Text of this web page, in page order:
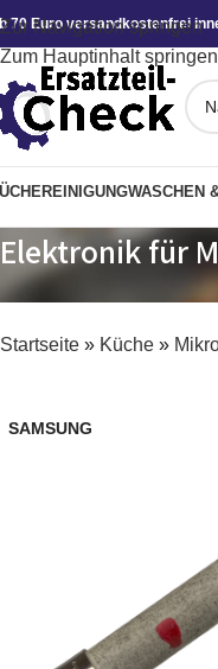
Zur Navigation springen
Zum Hauptinhalt springen
70 Euro versandkostenfrei
REINIGUNGWASCHEN
Elektronik für
Startseite » Küche »
SAMSUNG